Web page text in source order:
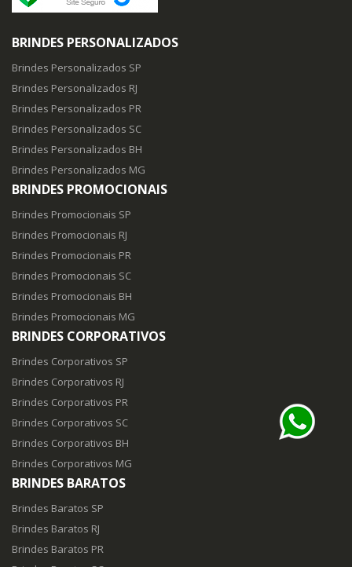
BRINDES PERSONALIZADOS
Brindes Personalizados SP
Brindes Personalizados RJ
Brindes Personalizados PR
Brindes Personalizados SC
Brindes Personalizados BH
Brindes Personalizados MG
BRINDES PROMOCIONAIS
Brindes Promocionais SP
Brindes Promocionais RJ
Brindes Promocionais PR
Brindes Promocionais SC
Brindes Promocionais BH
Brindes Promocionais MG
BRINDES CORPORATIVOS
Brindes Corporativos SP
Brindes Corporativos RJ
Brindes Corporativos PR
Brindes Corporativos SC
Brindes Corporativos BH
Brindes Corporativos MG
BRINDES BARATOS
Brindes Baratos SP
Brindes Baratos RJ
Brindes Baratos PR